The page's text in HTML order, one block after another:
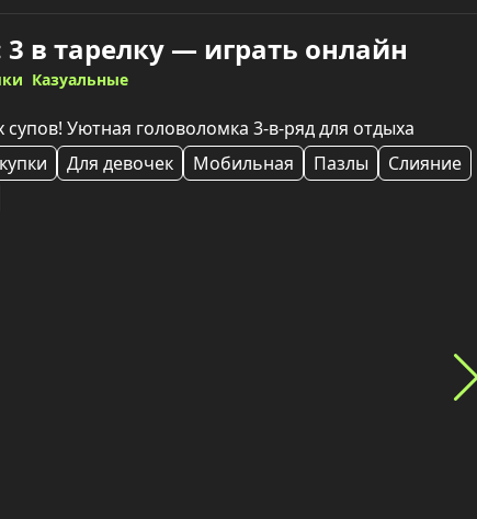
3 в тарелку — играть онлайн
Казуальные
Уютная головоломка 3-в-ряд для отдыха
Для девочек Мобильная Пазлы
Слияние